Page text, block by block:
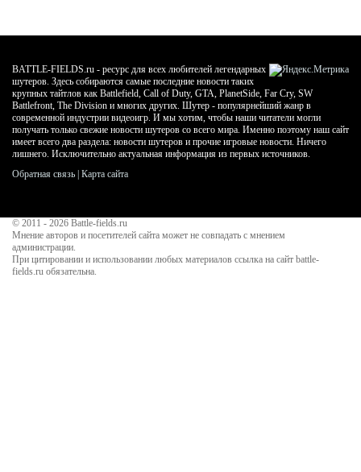
BATTLE-FIELDS.ru - ресурс для всех любителей легендарных
шутеров. Здесь собираются самые последние новости таких
крупных тайтлов как Battlefield, Call of Duty, GTA, PlanetSide, Far Cry, SW
Battlefront, The Division и многих других. Шутер - популярнейший жанр в
современной индустрии видеоигр. И мы хотим, чтобы наши читатели могли
получать только свежие новости шутеров со всего мира. Именно поэтому наш сайт
имеет всего два раздела: новости шутеров и прочие игровые новости. Ничего
лишнего. Исключительно актуальная информация из первых источников.
Обратная связь Карта сайта
© 2011 - 2026 Battle-fields.ru
Мнение авторов и посетителей сайта может не совпадать с мнением
администрации.
При цитировании и использовании любых материалов ссылка на сайт battle-
fields.ru обязательна.